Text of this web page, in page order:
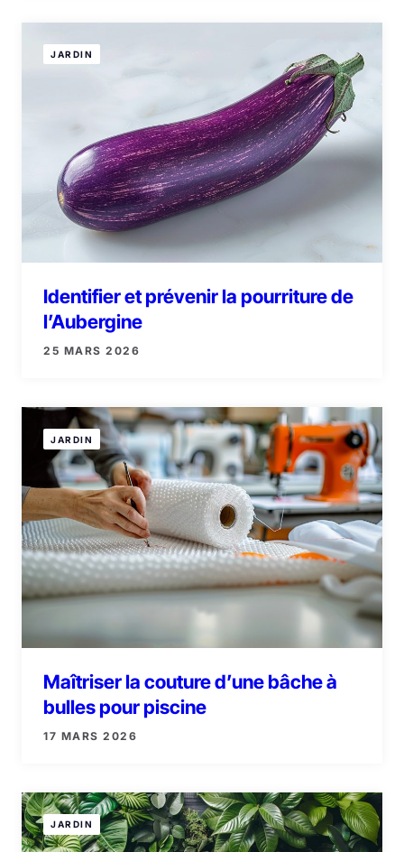
JARDIN
Identifier et prévenir la pourriture de
l’Aubergine
25 MARS 2026
JARDIN
Maîtriser la couture d’une bâche à
bulles pour piscine
17 MARS 2026
JARDIN